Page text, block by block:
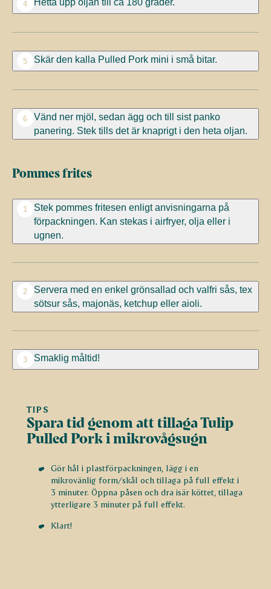
4
5 Skär den kalla Pulled Pork mini i små bitar.
6
Vänd ner mjöl, sedan ägg och till sist panko
panering. Stek tills det är knaprigt i den heta oljan.
Pommes frites
1
Stek pommes fritesen enligt anvisningarna på
förpackningen. Kan stekas i airfryer, olja eller i
ugnen.
2
Servera med en enkel grönsallad och valfri sås, tex
sötsur sås, majonäs, ketchup eller aioli.
3 Smaklig måltid!
TIPS
Spara tid genom att tillaga Tulip
Pulled Pork i mikrovågsugn
Gör hål i plastförpackningen, lägg i en
mikrovänlig form/skål och tillaga på full effekt i
3 minuter. Öppna påsen och dra isär köttet, tillaga
ytterligare 3 minuter på full effekt.
Klart!